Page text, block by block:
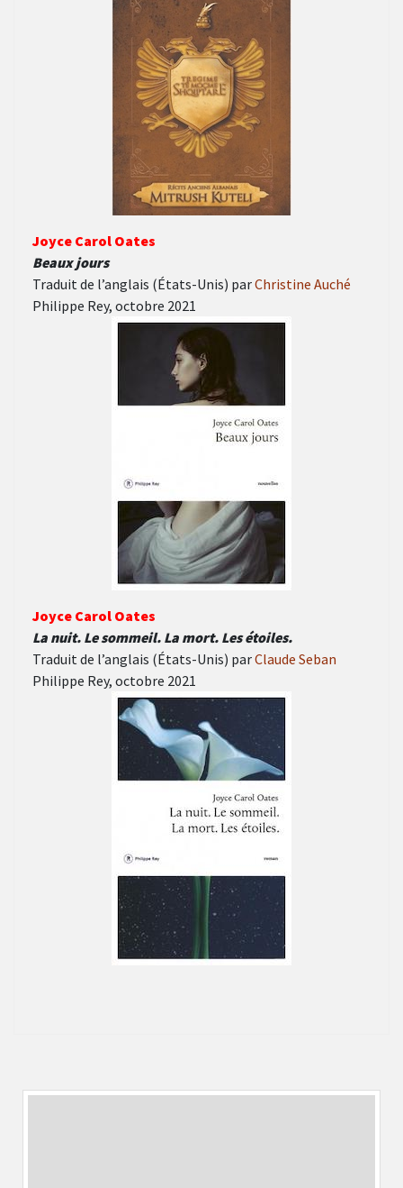
Joyce Carol Oates
Beaux jours
Traduit de l’anglais (États-Unis) parChristine Auché
Philippe Rey, octobre 2021
Joyce Carol Oates
La nuit. Le sommeil. La mort. Les étoiles.
Traduit de l’anglais (États-Unis) parClaude Seban
Philippe Rey, octobre 2021